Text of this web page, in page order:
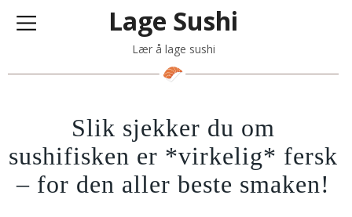
Lage Sushi
Lær å lage sushi
Slik sjekker du om
sushifisken er *virkelig* fersk
– for den aller beste smaken!